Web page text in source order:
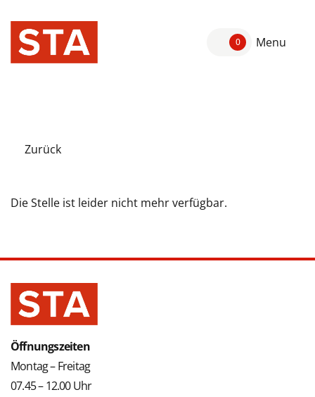
0 Menu
Zurück
Die Stelle ist leider nicht mehr verfügbar.
Öffnungszeiten
Montag – Freitag
07.45 – 12.00 Uhr